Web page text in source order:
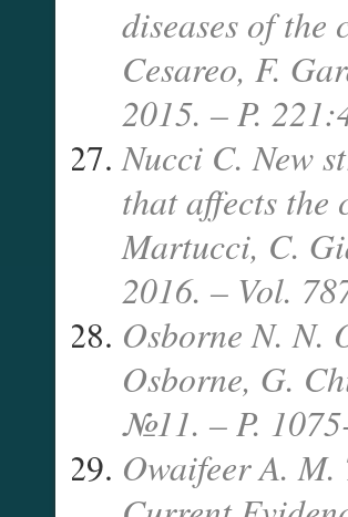
diseases of
Cesareo, F.
2015. – P.
Nucci C. New
that affects the
Martucci, C.
2016. – Vol.
Osborne N. N.
Osborne, G.
№11. – P.
Owaifeer A.